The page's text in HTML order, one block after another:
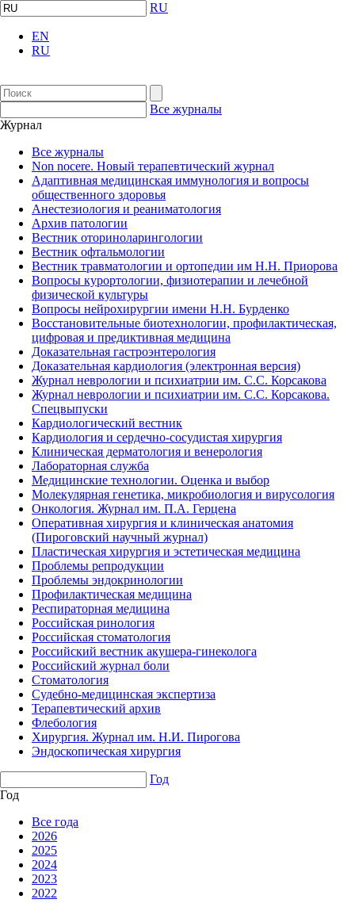
RU
EN
RU
Все журналы
Журнал
Все журналы
Non nocere. Новый терапевтический журнал
Адаптивная медицинская иммунология и вопросы
общественного здоровья
Анестезиология и реаниматология
Архив патологии
Вестник оториноларингологии
Вестник офтальмологии
Вестник травматологии и ортопедии им Н.Н. Приорова
Вопросы курортологии, физиотерапии и лечебной
физической культуры
Вопросы нейрохирургии имени Н.Н. Бурденко
Восстановительные биотехнологии, профилактическая,
цифровая и предиктивная медицина
Доказательная гастроэнтерология
Доказательная кардиология (электронная версия)
Журнал неврологии и психиатрии им. С.С. Корсакова
Журнал неврологии и психиатрии им. С.С. Корсакова.
Спецвыпуски
Кардиологический вестник
Кардиология и сердечно-сосудистая хирургия
Клиническая дерматология и венерология
Лабораторная служба
Медицинские технологии. Оценка и выбор
Молекулярная генетика, микробиология и вирусология
Онкология. Журнал им. П.А. Герцена
Оперативная хирургия и клиническая анатомия
(Пироговский научный журнал)
Пластическая хирургия и эстетическая медицина
Проблемы репродукции
Проблемы эндокринологии
Профилактическая медицина
Респираторная медицина
Российская ринология
Российская стоматология
Российский вестник акушера-гинеколога
Российский журнал боли
Стоматология
Судебно-медицинская экспертиза
Терапевтический архив
Флебология
Хирургия. Журнал им. Н.И. Пирогова
Эндоскопическая хирургия
Год
Год
Все года
2026
2025
2024
2023
2022